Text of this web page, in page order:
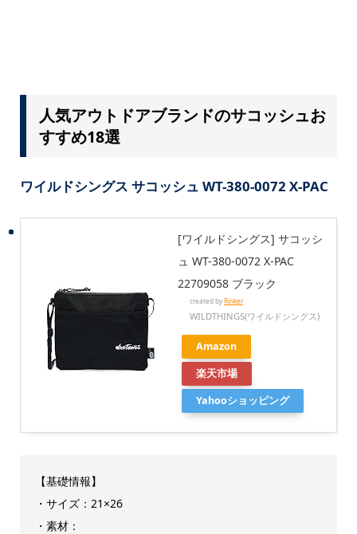
人気アウトドアブランドのサコッシュお
すすめ18選
ワイルドシングス サコッシュ WT-380-0072 X-PAC
[ワイルドシングス] サコッシ
ュ WT-380-0072 X-PAC
22709058 ブラック
created byRinker
WILDTHINGS(ワイルドシングス)
Amazon
楽天市場
Yahooショッピング
【基礎情報】
・サイズ：21×26
・素材：